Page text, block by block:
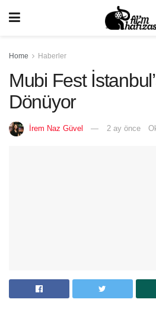
Home Haberler
Mubi Fest
Dönüyor
İrem Naz Güvel 2 ay önce